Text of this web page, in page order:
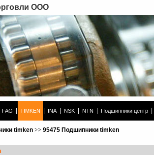
ООО
FAG TIMKEN INA NSK NTN Подшипники центр
timken >> 95475 Подшипники timken